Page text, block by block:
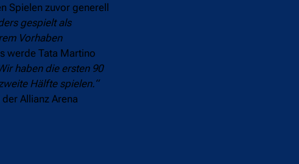
Spielen zuvor generell
gespielt als
Vorhaben
werde Tata Martino
haben die ersten 90
Hälfte spielen.“
Allianz Arena